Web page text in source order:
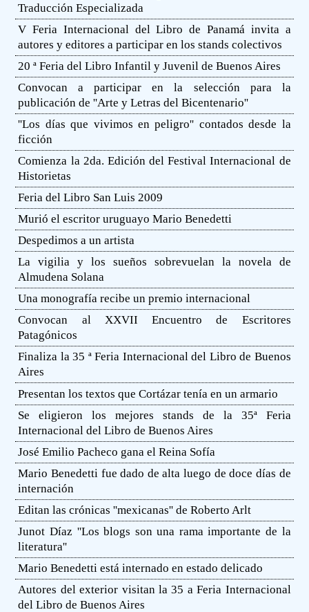
Traducción Especializada
V Feria Internacional del Libro de Panamá invita a
autores y editores a participar en los stands colectivos
20 ª Feria del Libro Infantil y Juvenil de Buenos Aires
Convocan a participar en la selección para la
publicación de ''Arte y Letras del Bicentenario''
''Los días que vivimos en peligro'' contados desde la
ficción
Comienza la 2da. Edición del Festival Internacional de
Historietas
Feria del Libro San Luis 2009
Murió el escritor uruguayo Mario Benedetti
Despedimos a un artista
La vigilia y los sueños sobrevuelan la novela de
Almudena Solana
Una monografía recibe un premio internacional
Convocan al XXVII Encuentro de Escritores
Patagónicos
Finaliza la 35 ª Feria Internacional del Libro de Buenos
Aires
Presentan los textos que Cortázar tenía en un armario
Se eligieron los mejores stands de la 35ª Feria
Internacional del Libro de Buenos Aires
José Emilio Pacheco gana el Reina Sofía
Mario Benedetti fue dado de alta luego de doce días de
internación
Editan las crónicas ''mexicanas'' de Roberto Arlt
Junot Díaz ''Los blogs son una rama importante de la
literatura''
Mario Benedetti está internado en estado delicado
Autores del exterior visitan la 35 a Feria Internacional
del Libro de Buenos Aires